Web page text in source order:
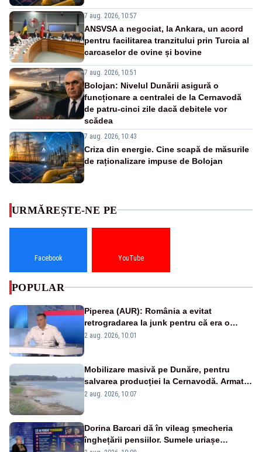
7 aug. 2026, 10:57
ANSVSA a negociat, la Ankara, un acord
pentru facilitarea tranzitului prin Turcia al
carcaselor de ovine și bovine
7 aug. 2026, 10:51
Bolojan: Nivelul Dunării asigură o
funcționare a centralei de la Cernavodă
de patru-cinci zile dacă debitele vor
scădea
7 aug. 2026, 10:43
Criza din energie. Cine scapă de măsurile
de raționalizare impuse de Bolojan
URMĂREȘTE-NE PE
Facebook YouTube
POPULAR
Piperea (AUR): România a evitat
retrogradarea la junk pentru că era o
catastrofă pentru bănci și fondurile de
2 aug. 2026, 10:01
Mobilizare masivă pe Dunăre, pentru
salvarea producției la Cernavodă. Armata
va detona o stâncă și va devia apa
2 aug. 2026, 10:07
Dorina Barcari dă în vileag șmecheria
înghețării pensiilor. Sumele uriașe